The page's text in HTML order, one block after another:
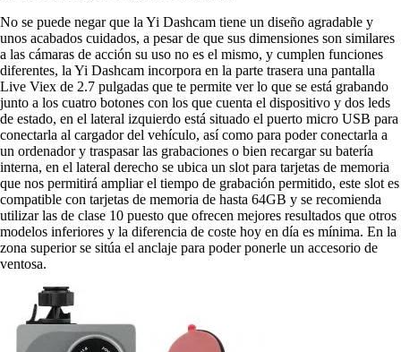
No se puede negar que la Yi Dashcam tiene un diseño agradable y
unos acabados cuidados, a pesar de que sus dimensiones son similares
a las cámaras de acción su uso no es el mismo, y cumplen funciones
diferentes, la Yi Dashcam incorpora en la parte trasera una pantalla
Live Viex de 2.7 pulgadas que te permite ver lo que se está grabando
junto a los cuatro botones con los que cuenta el dispositivo y dos leds
de estado, en el lateral izquierdo está situado el puerto micro USB para
conectarla al cargador del vehículo, así como para poder conectarla a
un ordenador y traspasar las grabaciones o bien recargar su batería
interna, en el lateral derecho se ubica un slot para tarjetas de memoria
que nos permitirá ampliar el tiempo de grabación permitido, este slot es
compatible con tarjetas de memoria de hasta 64GB y se recomienda
utilizar las de clase 10 puesto que ofrecen mejores resultados que otros
modelos inferiores y la diferencia de coste hoy en día es mínima. En la
zona superior se sitúa el anclaje para poder ponerle un accesorio de
ventosa.